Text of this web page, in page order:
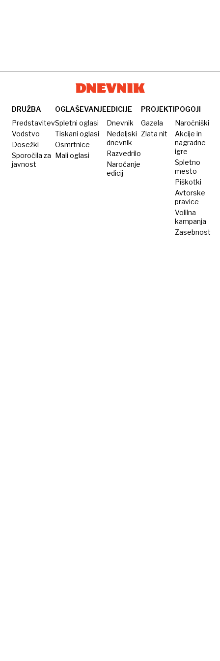
DRUŽBA
Predstavitev
Vodstvo
Dosežki
Sporočila za
javnost
OGLAŠEVANJE
Spletni oglasi
Tiskani oglasi
Osmrtnice
Mali oglasi
EDICIJE
Dnevnik
Nedeljski
dnevnik
Razvedrilo
Naročanje
edicij
PROJEKTI
Gazela
Zlata nit
POGOJI
Naročniški
Akcije in
nagradne
igre
Spletno
mesto
Piškotki
Avtorske
pravice
Volilna
kampanja
Zasebnost